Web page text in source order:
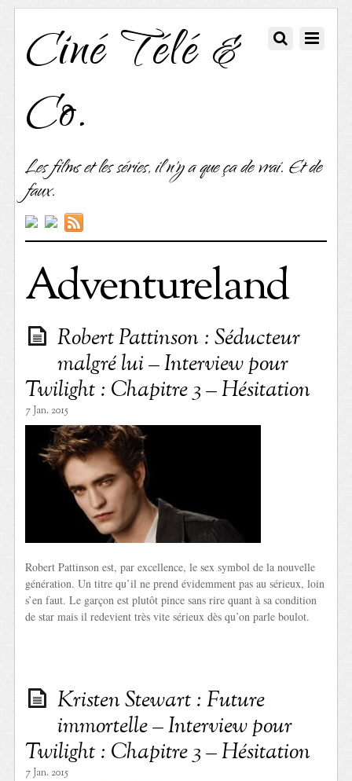
Ciné Télé &
Co.
Les films et les séries, il n'y a que ça de vrai. Et de
faux.
Adventureland
Robert Pattinson : Séducteur
malgré lui – Interview pour
Twilight : Chapitre 3 – Hésitation
7 Jan. 2015
Robert Pattinson est, par excellence, le sex symbol de la nouvelle
génération. Un titre qu’il ne prend évidemment pas au sérieux, loin
s’en faut. Le garçon est plutôt pince sans rire quant à sa condition
de star mais il redevient très vite sérieux dès qu’on parle boulot.
Kristen Stewart : Future
immortelle – Interview pour
Twilight : Chapitre 3 – Hésitation
7 Jan. 2015